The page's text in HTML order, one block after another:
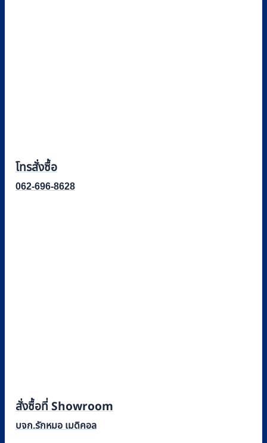
โทรสั่งซื้อ
062-696-8628
สั่งซื้อที่ Showroom
บจก.รักหมอ เมดิคอล